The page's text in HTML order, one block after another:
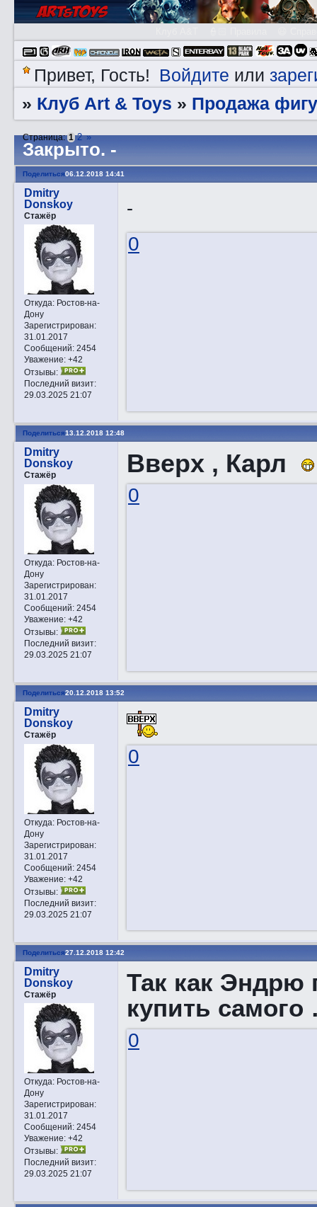
Привет, Гость! Войдите или
» Клуб Art & Toys » Продажа
Закрытo. -
Страница:1 2 »
Поделиться06.12.2018 14:41
Dmitry
Donskoy
Стажёр
Откуда:Ростов-на-
Дону
Зарегистрирован:
31.01.2017
Сообщений:2454
Уважение: +42
Отзывы:
Последний визит:
29.03.2025 21:07
-
0
Поделиться13.12.2018 12:48
Dmitry
Donskoy
Стажёр
Откуда:Ростов-на-
Дону
Зарегистрирован:
31.01.2017
Сообщений:2454
Уважение: +42
Отзывы:
Последний визит:
29.03.2025 21:07
Вверх , Карл
0
Поделиться20.12.2018 13:52
Dmitry
Donskoy
Стажёр
Откуда:Ростов-на-
Дону
Зарегистрирован:
31.01.2017
Сообщений:2454
Уважение: +42
Отзывы:
Последний визит:
29.03.2025 21:07
0
Поделиться27.12.2018 12:42
Dmitry
Donskoy
Стажёр
Откуда:Ростов-на-
Дону
Зарегистрирован:
31.01.2017
Сообщений:2454
Уважение: +42
Отзывы:
Последний визит:
29.03.2025 21:07
Так как Эндрю
купить
0